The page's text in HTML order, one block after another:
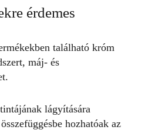
érdemes
található króm
máj- és
lágyítására
hozhatóak az